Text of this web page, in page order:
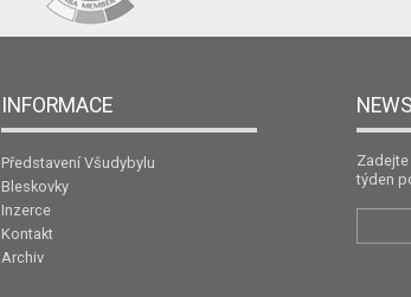
INFORMACE
Představení Všudybylu
Bleskovky
Inzerce
Kontakt
Archiv
Zadejte
týden